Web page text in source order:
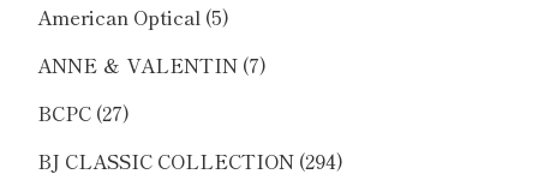
American Optical (5)
ANNE ＆ VALENTIN (7)
BCPC (27)
BJ CLASSIC COLLECTION (294)